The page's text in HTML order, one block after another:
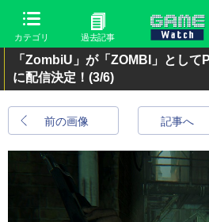
カテゴリ 過去記事
「ZombiU」が「ZOMBI」とし
に配信決定！ (3/6)
前の画像 記事へ